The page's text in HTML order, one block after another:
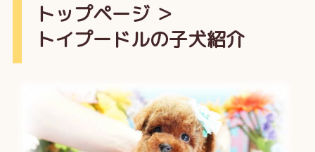
トップページ＞
トイプードルの子犬紹介